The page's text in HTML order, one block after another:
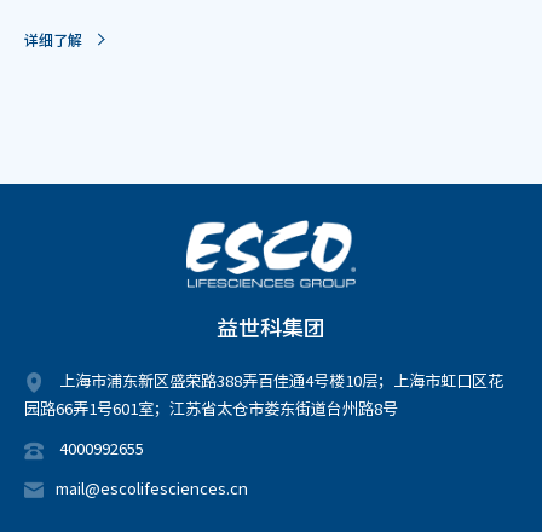
详细了解
益世科集团
上海市浦东新区盛荣路388弄百佳通4号楼10层；上海市虹口区花
园路66弄1号601室；江苏省太仓市娄东街道台州路8号
4000992655
mail@escolifesciences.cn